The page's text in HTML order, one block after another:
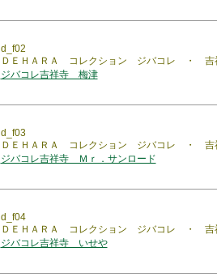
d_f02
ＤＥＨＡＲＡ コレクション ジバコレ ・ 吉
ジバコレ吉祥寺 梅津
d_f03
ＤＥＨＡＲＡ コレクション ジバコレ ・ 吉
ジバコレ吉祥寺 Ｍｒ．サンロード
d_f04
ＤＥＨＡＲＡ コレクション ジバコレ ・ 吉
ジバコレ吉祥寺 いせや